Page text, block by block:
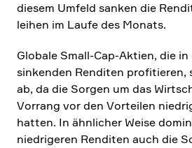
diesem Umfeld sanken die
leihen im Laufe des Monats.
Globale Small-Cap-Aktien, die in
sinkenden Renditen
ab, da die Sorgen um das
Vorrang vor den Vorteilen
hatten. In ähnli­cher Weise
niedri­geren Renditen auch die